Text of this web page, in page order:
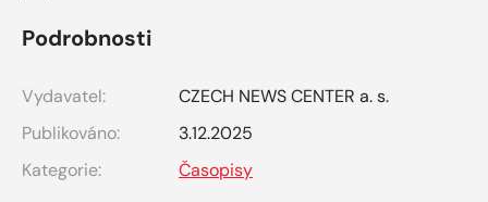
Podrobnosti
Vydavatel:
CZECH NEWS CENTER a. s.
Publikováno:
3.12.2025
Kategorie:
Časopisy